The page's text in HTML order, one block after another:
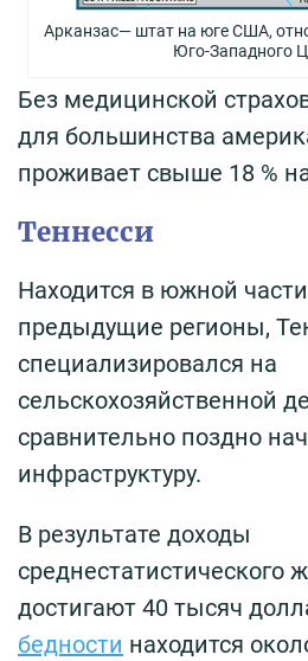
Арканзас— штат на юге США,
Юго-Западного
Без медицинской
для большинства
проживает свыше 18 %
Теннесси
Находится в южной
предыдущие регионы,
специализировался на
сельскохозяйственной
сравнительно поздно
инфраструктуру.
В результате доходы
среднестатистического
достигают 40 тысяч
бедности находится